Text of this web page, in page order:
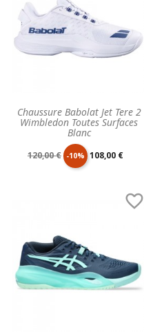
Chaussure Babolat Jet Tere 2
Wimbledon Toutes Surfaces
Blanc
Prix
120,00 € -10% Prix
108,00 €
